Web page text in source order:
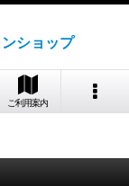
ショップ
ご利用案内